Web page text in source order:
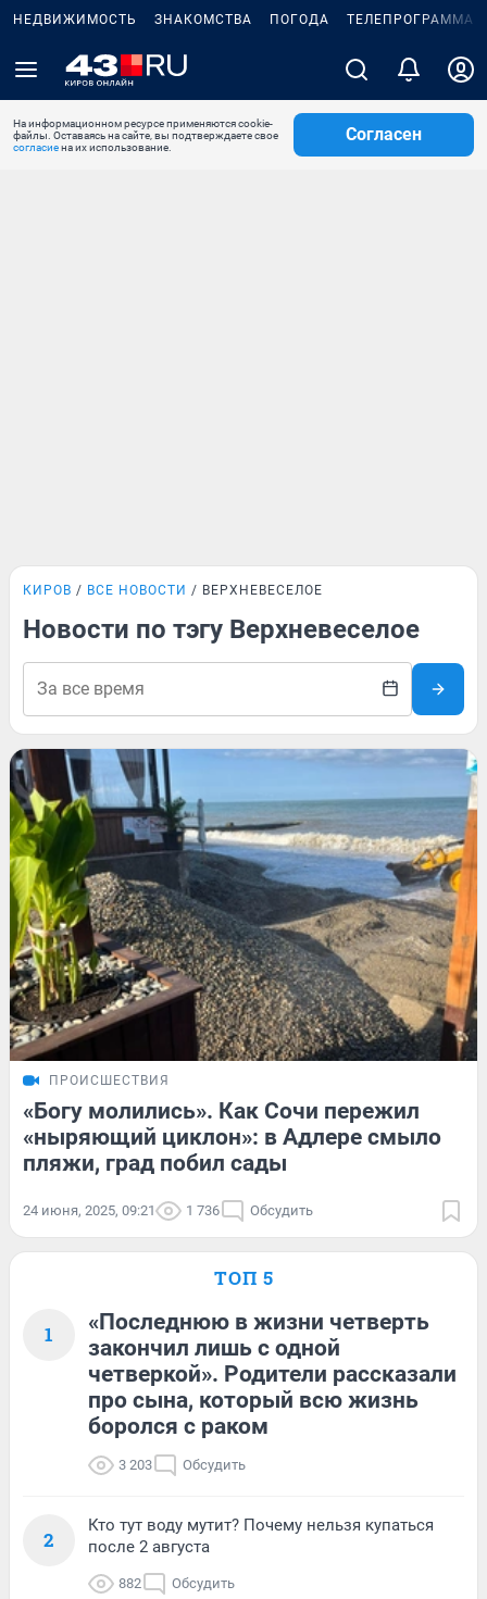
НЕДВИЖИМОСТЬ ЗНАКОМСТВА ПОГОДА ТЕЛЕПРОГРАММА
На информационном ресурсе применяются cookie-
файлы. Оставаясь на сайте, вы подтверждаете свое
согласиена их использование.
Согласен
КИРОВ ВСЕ НОВОСТИ ВЕРХНЕВЕСЕЛОЕ
Новости по тэгу Верхневеселое
ПРОИСШЕСТВИЯ
«Богу молились». Как Сочи пережил
«ныряющий циклон»: в Адлере смыло
пляжи, град побил сады
24 июня, 2025, 09:21 1 736 Обсудить
ТОП 5
1
«Последнюю в жизни четверть
закончил лишь с одной
четверкой». Родители рассказали
про сына, который всю жизнь
боролся с раком
3 203 Обсудить
2
Кто тут воду мутит? Почему нельзя купаться
после 2 августа
882 Обсудить